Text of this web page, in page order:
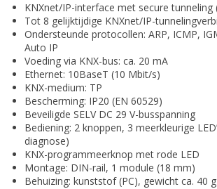
KNXnet/IP-interface met secure tunneling
Tot 8 gelijktijdige KNXnet/IP-
Ondersteunde protocollen: ARP, ICMP,
Auto IP
Voeding via KNX-bus: ca. 20 mA
Ethernet: 10BaseT (10 Mbit/s)
KNX-medium: TP
Bescherming: IP20 (EN 60529)
Beveiligde SELV DC 29 V-busspanning
Bediening: 2 knoppen, 3 meerkleurige
diagnose)
KNX-programmeerknop met rode LED
Montage: DIN-rail, 1 module (18 mm)
Behuizing: kunststof (PC), gewicht ca. 40 g